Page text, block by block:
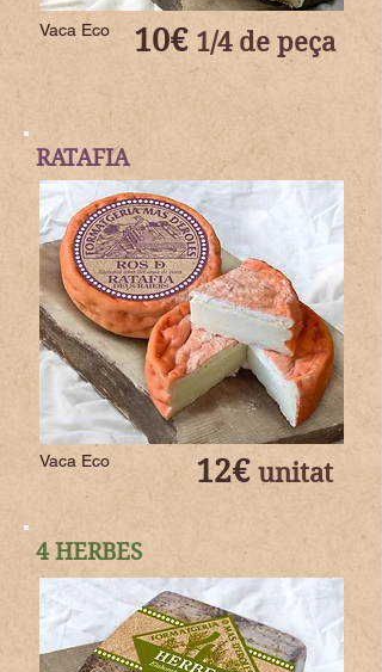
Vaca Eco 10€ 1/4 de peça
RATAFIA
Vaca Eco 12€ unitat
4 HERBES